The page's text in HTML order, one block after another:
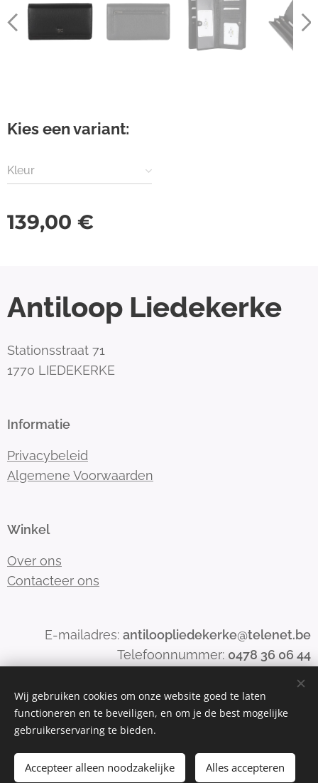
Kies een variant:
Kleur
139,00 €
Toevoegen aan de winkelwagen
Antiloop Liedekerke
Stationsstraat 71
1770 LIEDEKERKE
Informatie
Privacybeleid
Algemene Voorwaarden
Winkel
Over ons
Contacteer ons
E-mailadres: antiloopliedekerke@telenet.be
Telefoonnummer: 0478 36 06 44
Mogelijk gemaakt doorWebnode Cookies
Wij gebruiken cookies om onze website goed te laten
functioneren en te beveiligen, en om je de best mogelijke
gebruikerservaring te bieden.
Accepteer alleen noodzakelijke Alles accepteren